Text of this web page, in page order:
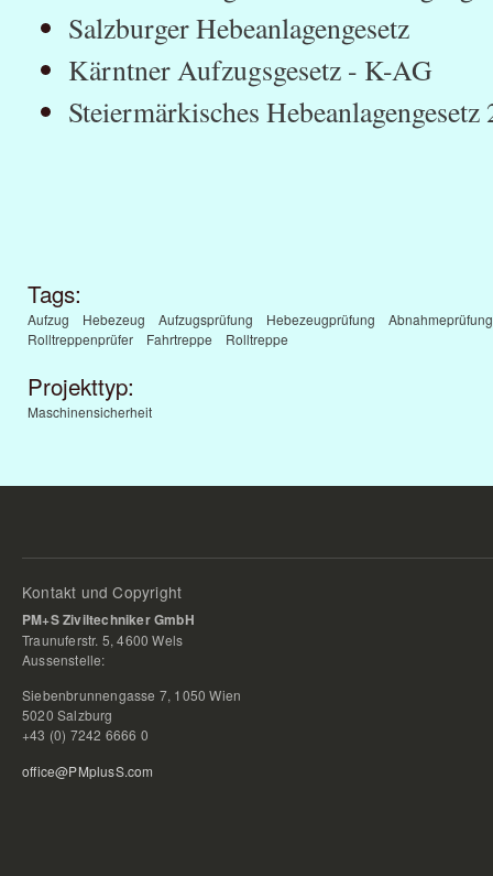
Salzburger Hebeanlagengesetz
Kärntner Aufzugsgesetz - K-AG
Steiermärkisches
Tags:
Aufzug Hebezeug Aufzugsprüfung Hebezeugprüfung
Abnahmeprüfung
Rolltreppenprüfer
Fahrtreppe Rolltreppe
Projekttyp:
Maschinensicherheit
Kontakt und Copyright
PM+S Ziviltechniker GmbH
Traunuferstr. 5, 4600 Wels
Aussenstelle:
Siebenbrunnengasse 7, 1050 Wien
5020 Salzburg
+43 (0) 7242 6666 0
office@PMplusS.com